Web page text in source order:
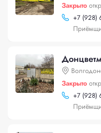
Закрыто
+7 (928)
Закрыто
+7 (928)